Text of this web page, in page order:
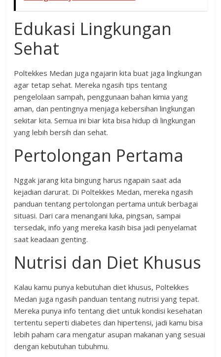
Edukasi Lingkungan
Sehat
Poltekkes Medan juga ngajarin kita buat jaga lingkungan
agar tetap sehat. Mereka ngasih tips tentang
pengelolaan sampah, penggunaan bahan kimia yang
aman, dan pentingnya menjaga kebersihan lingkungan
sekitar kita. Semua ini biar kita bisa hidup di lingkungan
yang lebih bersih dan sehat.
Pertolongan Pertama
Nggak jarang kita bingung harus ngapain saat ada
kejadian darurat. Di Poltekkes Medan, mereka ngasih
panduan tentang pertolongan pertama untuk berbagai
situasi. Dari cara menangani luka, pingsan, sampai
tersedak, info yang mereka kasih bisa jadi penyelamat
saat keadaan genting.
Nutrisi dan Diet Khusus
Kalau kamu punya kebutuhan diet khusus, Poltekkes
Medan juga ngasih panduan tentang nutrisi yang tepat.
Mereka punya info tentang diet untuk kondisi kesehatan
tertentu seperti diabetes dan hipertensi, jadi kamu bisa
lebih paham cara mengatur asupan makanan yang sesuai
dengan kebutuhan tubuhmu.